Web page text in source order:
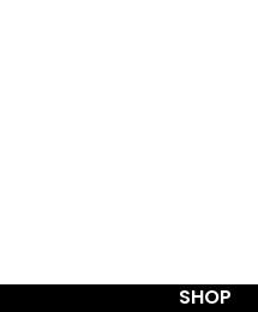
SHOP